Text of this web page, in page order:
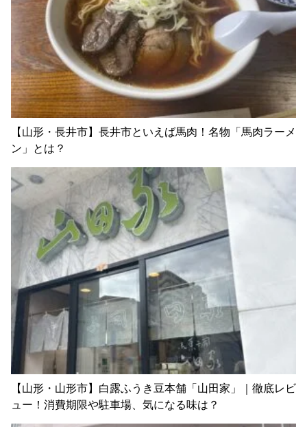
【山形・長井市】長井市といえば馬肉！名物「馬肉ラーメ
ン」とは？
【山形・山形市】白露ふうき豆本舗「山田家」｜徹底レビ
ュー！消費期限や駐車場、気になる味は？